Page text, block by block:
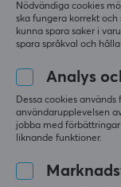
EGENSKAPER
Actuation
Bottom out
3.4mm
Pins
RECENSIONER
0.0
Nödvändiga cookies
ska fungera korrekt och
kunna spara saker i
spara språkval och
Analys
Dessa cookies
användarupplevelsen
jobba med
liknande funktioner.